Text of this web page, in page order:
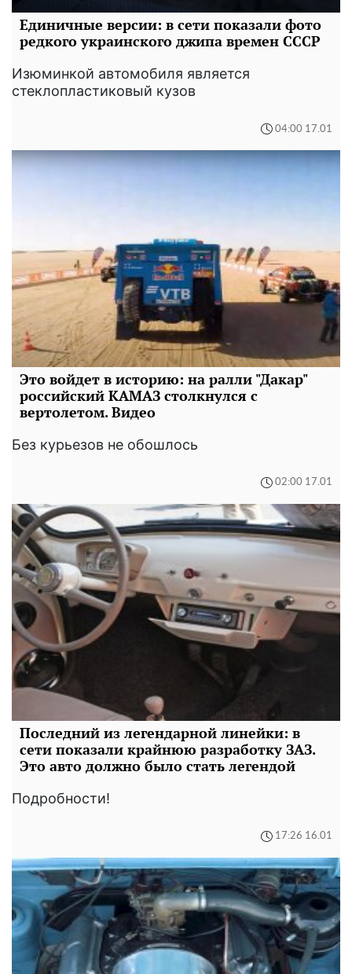
Единичные версии: в сети показали фото
редкого украинского джипа времен СССР
Изюминкой автомобиля является
стеклопластиковый кузов
04:00 17.01
Это войдет в историю: на ралли "Дакар"
российский КАМАЗ столкнулся с
вертолетом. Видео
Без курьезов не обошлось
02:00 17.01
Последний из легендарной линейки: в
сети показали крайнюю разработку ЗАЗ.
Это авто должно было стать легендой
Подробности!
17:26 16.01